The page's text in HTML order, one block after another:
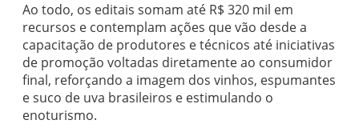
Ao todo, os editais somam até R$ 320 mil em
recursos e contemplam ações que vão desde a
capacitação de produtores e técnicos até iniciativas
de promoção voltadas diretamente ao consumidor
final, reforçando a imagem dos vinhos, espumantes
e suco de uva brasileiros e estimulando o
enoturismo.